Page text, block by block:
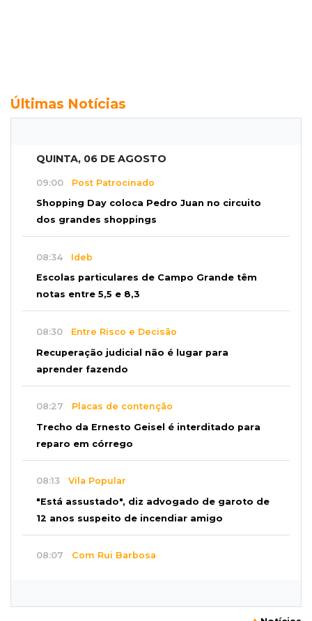
Últimas Notícias
QUINTA, 06 DE AGOSTO
09:00 Post Patrocinado
Shopping Day coloca Pedro Juan no circuito
dos grandes shoppings
08:34 Ideb
Escolas particulares de Campo Grande têm
notas entre 5,5 e 8,3
08:30 Entre Risco e Decisão
Recuperação judicial não é lugar para
aprender fazendo
08:27 Placas de contenção
Trecho da Ernesto Geisel é interditado para
reparo em córrego
08:13 Vila Popular
"Está assustado", diz advogado de garoto de
12 anos suspeito de incendiar amigo
08:07 Com Rui Barbosa